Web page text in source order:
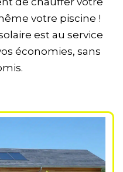
votre piscine !
est au service
économies, sans